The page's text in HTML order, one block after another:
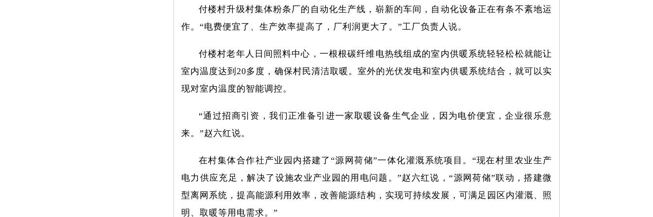
付楼村升级村集体粉条厂的自动化生产线，崭新的车间，自动化设备正在有条不紊地运
作。“电费便宜了、生产效率提高了，厂利润更大了。”工厂负责人说。
付楼村老年人日间照料中心，一根根碳纤维电热线组成的室内供暖系统轻轻松松就能让
室内温度达到20多度，确保村民清洁取暖。室外的光伏发电和室内供暖系统结合，就可以实
现对室内温度的智能调控。
“通过招商引资，我们正准备引进一家取暖设备生气企业，因为电价便宜，企业很乐意
来。”赵六红说。
在村集体合作社产业园内搭建了“源网荷储”一体化灌溉系统项目。“现在村里农业生产
电力供应充足，解决了设施农业产业园的用电问题。”赵六红说，“源网荷储”联动，搭建微
型离网系统，提高能源利用效率，改善能源结构，实现可持续发展，可满足园区内灌溉、照
明、取暖等用电需求。”